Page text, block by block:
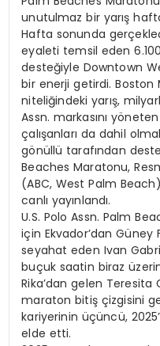
unutulmaz bir yarış
Hafta sonunda
eyaleti temsil eden
desteğiyle Downtown
bir enerji getirdi.
niteliğindeki yarış,
Assn. markasını
çalışanları da dahil
gönüllü tarafından
Beaches Maratonu,
(ABC, West Palm
canlı yayınlandı.
U.S. Polo Assn. Palm
için Ekvador’dan Güney
seyahat eden Ivan
buçuk saatin biraz
Rika’dan gelen Teresita
maraton bitiş çizgisini
kariyerinin üçüncü,
elde etti.